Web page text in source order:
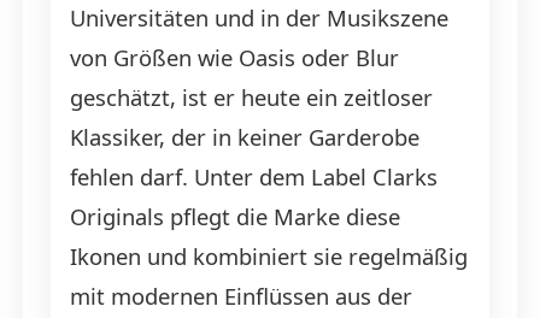
Universitäten und in der Musikszene
von Größen wie Oasis oder Blur
geschätzt, ist er heute ein zeitloser
Klassiker, der in keiner Garderobe
fehlen darf. Unter dem Label Clarks
Originals pflegt die Marke diese
Ikonen und kombiniert sie regelmäßig
mit modernen Einflüssen aus der